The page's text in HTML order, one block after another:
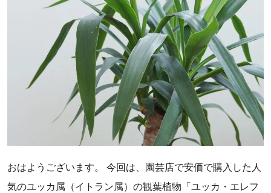
おはようございます。 今回は、園芸店で安価で購入した人
気のユッカ属（イトラン属）の観葉植物「ユッカ・エレフ